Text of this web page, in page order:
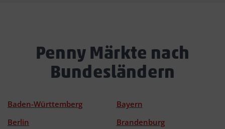
Penny Märkte nach
Bundesländern
Baden-Württemberg
Bayern
Berlin
Brandenburg